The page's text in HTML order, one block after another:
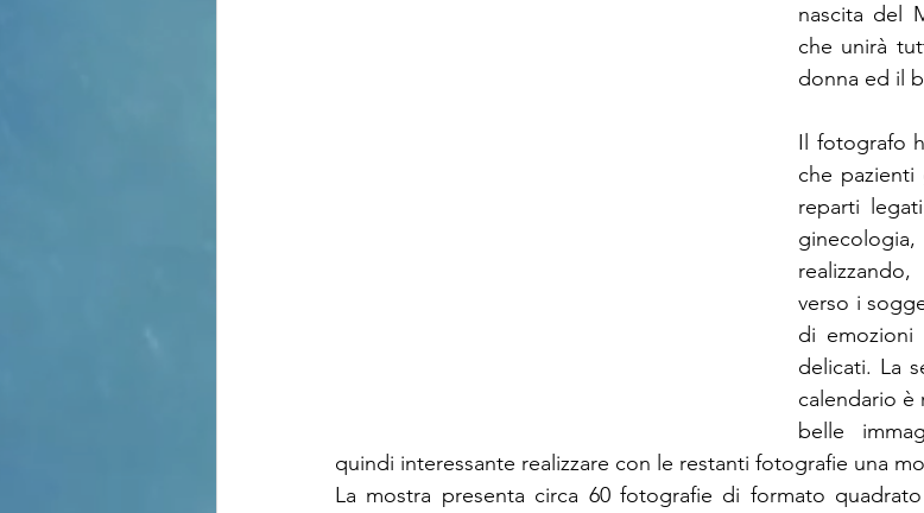
nascita del
che unirà
donna ed il
Il fotografo
che
reparti
verso i
di
delicati. La
calendario è
belle
quindi interessante realizzare con le restanti fotografie una
La mostra presenta circa 60 fotografie di formato